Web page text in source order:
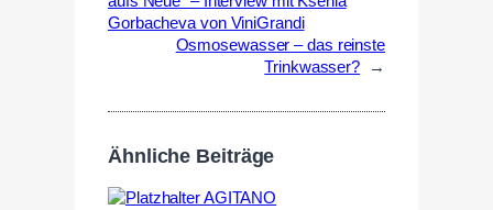
Gorbacheva von ViniGrandi
Osmosewasser – das reinste
Trinkwasser?
→
Ähnliche Beiträge